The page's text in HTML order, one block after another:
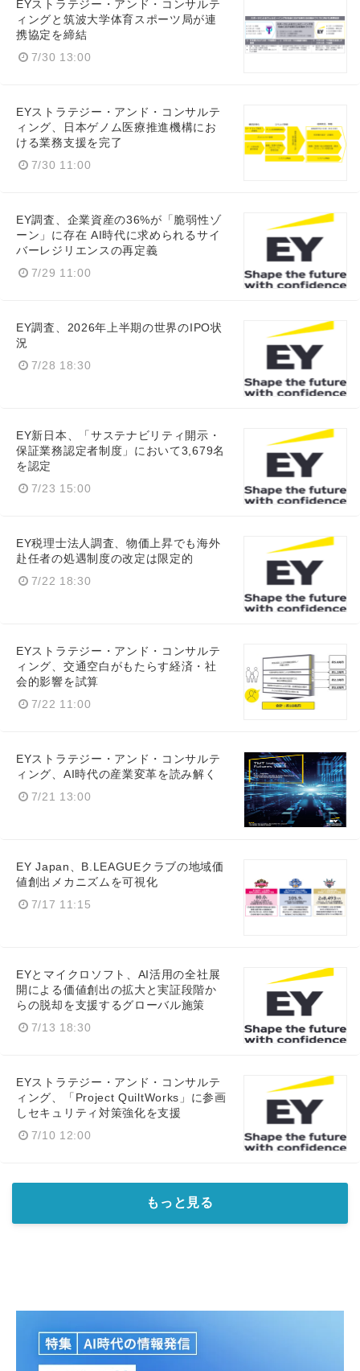
EYストラテジー・アンド・コンサルテ
ィングと筑波大学体育スポーツ局が連
携協定を締結
7/30 13:00
EYストラテジー・アンド・コンサルテ
ィング、日本ゲノム医療推進機構にお
ける業務支援を完了
7/30 11:00
EY調査、企業資産の36%が「脆弱性ゾ
ーン」に存在 AI時代に求められるサイ
バーレジリエンスの再定義
7/29 11:00
EY調査、2026年上半期の世界のIPO状
況
7/28 18:30
EY新日本、「サステナビリティ開示・
保証業務認定者制度」において3,679名
を認定
7/23 15:00
EY税理士法人調査、物価上昇でも海外
赴任者の処遇制度の改定は限定的
7/22 18:30
EYストラテジー・アンド・コンサルテ
ィング、交通空白がもたらす経済・社
会的影響を試算
7/22 11:00
EYストラテジー・アンド・コンサルテ
ィング、AI時代の産業変革を読み解く
7/21 13:00
EY Japan、B.LEAGUEクラブの地域価
値創出メカニズムを可視化
7/17 11:15
EYとマイクロソフト、AI活用の全社展
開による価値創出の拡大と実証段階か
らの脱却を支援するグローバル施策
7/13 18:30
EYストラテジー・アンド・コンサルテ
ィング、「Project QuiltWorks」に参画
しセキュリティ対策強化を支援
7/10 12:00
もっと見る
English